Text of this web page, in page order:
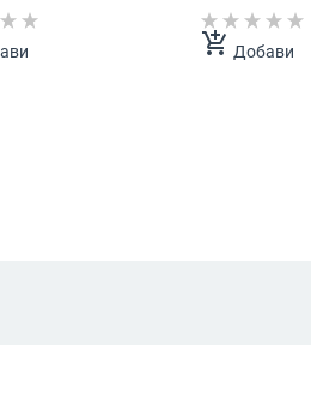
add_shopping_cart Добави